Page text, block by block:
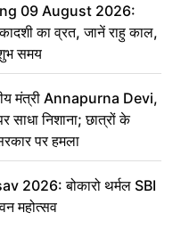
09 August 2026:
का व्रत, जानें राहु काल,
समय
मंत्री Annapurna Devi,
निशाना; छात्रों के
पर हमला
2026: बोकारो थर्मल SBI
महोत्सव